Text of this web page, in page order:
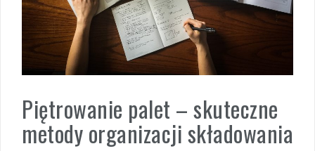
Piętrowanie palet – skuteczne
metody organizacji składowania